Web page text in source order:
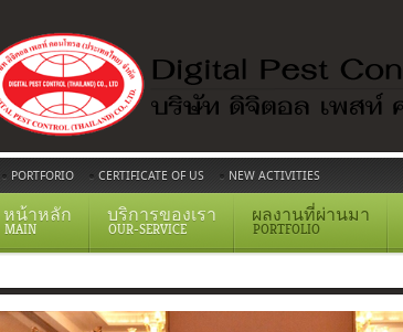
PORTFORIO CERTIFICATE OF US NEW ACTIVITIES
หน้าหลัก
MAIN
บริการของเรา
OUR-SERVICE
ผลงานที่ผ่านมา
PORTFOLIO